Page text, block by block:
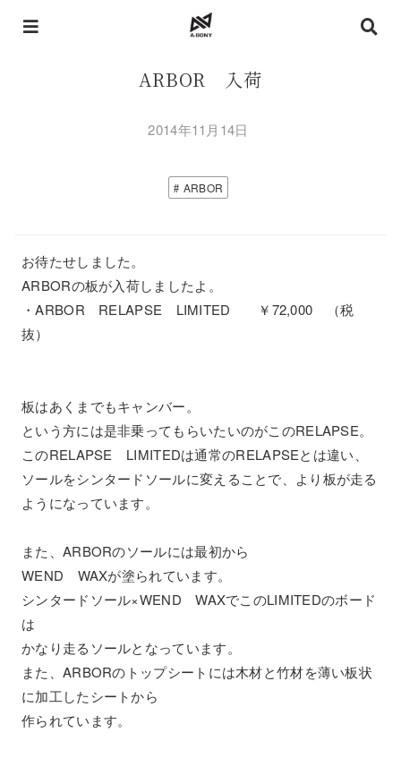
ARBOR 入荷
2014年11月14日
ARBOR
お待たせしました。
ARBORの板が入荷しましたよ。
・ARBOR RELAPSE LIMITED ￥72,000 （税
抜）
板はあくまでもキャンバー。
という方には是非乗ってもらいたいのがこのRELAPSE。
このRELAPSE LIMITEDは通常のRELAPSEとは違い、
ソールをシンタードソールに変えることで、より板が走る
ようになっています。
また、ARBORのソールには最初から
WEND WAXが塗られています。
シンタードソール×WEND WAXでこのLIMITEDのボード
は
かなり走るソールとなっています。
また、ARBORのトップシートには木材と竹材を薄い板状
に加工したシートから
作られています。